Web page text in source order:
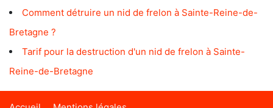
Comment détruire un nid de frelon à Sainte-Reine-de-
Bretagne ?
Tarif pour la destruction d'un nid de frelon à Sainte-
Reine-de-Bretagne